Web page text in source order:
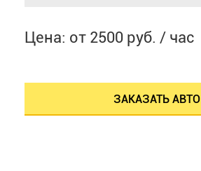
Цена: от 2500 руб. / час
ЗАКАЗАТЬ АВТО